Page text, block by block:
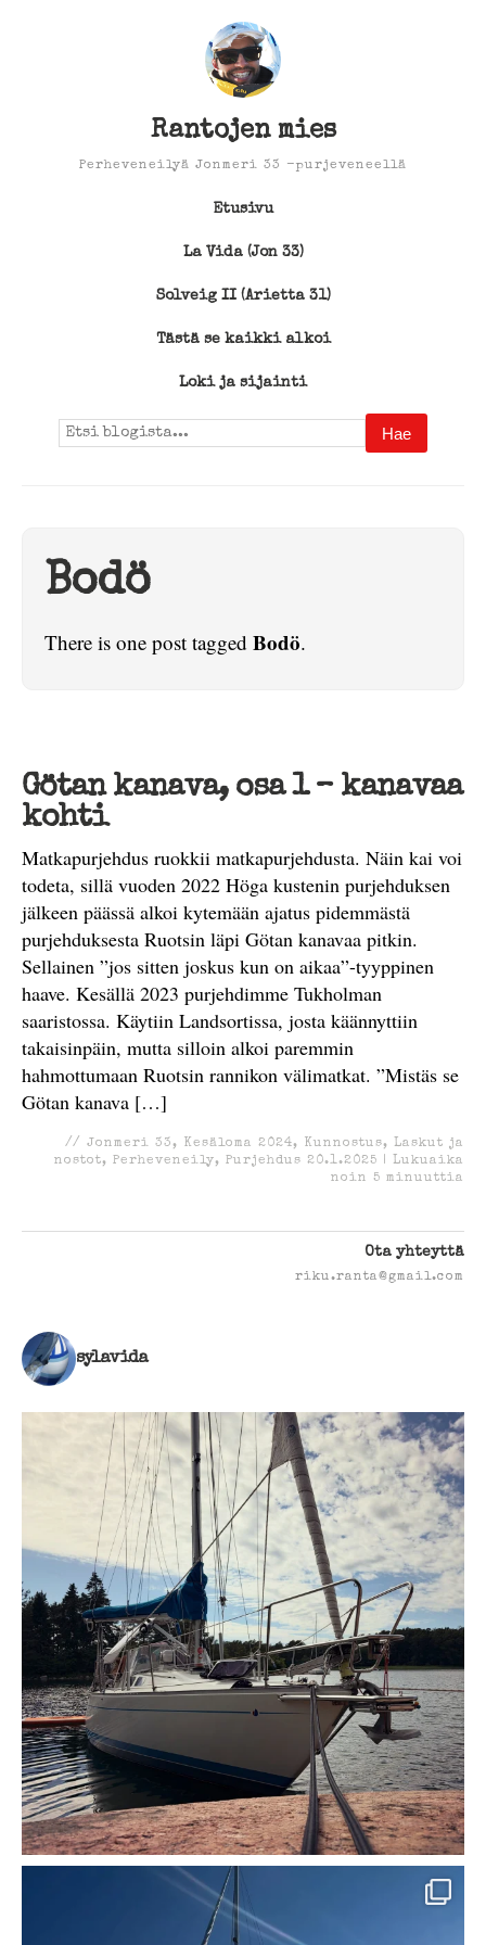
Rantojen mies
Perheveneilyä Jonmeri 33 -purjeveneellä
Etusivu
La Vida (Jon 33)
Solveig II (Arietta 31)
Tästä se kaikki alkoi
Loki ja sijainti
Search
for:
Bodö
There is one post tagged Bodö.
Götan kanava, osa 1 – kanavaa
kohti
Matkapurjehdus ruokkii matkapurjehdusta. Näin kai voi
todeta, sillä vuoden 2022 Höga kustenin purjehduksen
jälkeen päässä alkoi kytemään ajatus pidemmästä
purjehduksesta Ruotsin läpi Götan kanavaa pitkin.
Sellainen ”jos sitten joskus kun on aikaa”-tyyppinen
haave. Kesällä 2023 purjehdimme Tukholman
saaristossa. Käytiin Landsortissa, josta käännyttiin
takaisinpäin, mutta silloin alkoi paremmin
hahmottumaan Ruotsin rannikon välimatkat. ”Mistäs se
Götan kanava […]
// Jonmeri 33, Kesäloma 2024, Kunnostus, Laskut ja
nostot, Perheveneily, Purjehdus 20.1.2025 | Lukuaika
noin 5 minuuttia
Ota yhteyttä
riku.ranta@gmail.com
sylavida